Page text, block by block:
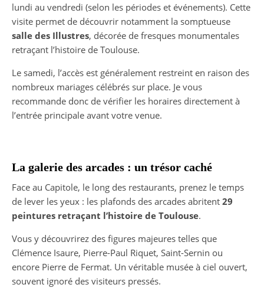
lundi au vendredi (selon les périodes et événements). Cette
visite permet de découvrir notamment la somptueuse
salle des Illustres, décorée de fresques monumentales
retraçant l’histoire de Toulouse.
Le samedi, l’accès est généralement restreint en raison des
nombreux mariages célébrés sur place. Je vous
recommande donc de vérifier les horaires directement à
l’entrée principale avant votre venue.
La galerie des arcades : un trésor caché
Face au Capitole, le long des restaurants, prenez le temps
de lever les yeux : les plafonds des arcades abritent 29
peintures retraçant l’histoire de Toulouse.
Vous y découvrirez des figures majeures telles que
Clémence Isaure, Pierre-Paul Riquet, Saint-Sernin ou
encore Pierre de Fermat. Un véritable musée à ciel ouvert,
souvent ignoré des visiteurs pressés.